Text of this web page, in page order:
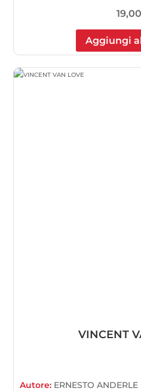
19,00
Aggiungi
VINCENT
Autore: ERNESTO ANDERLE